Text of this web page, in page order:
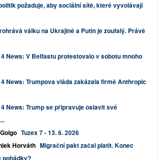
požaduje, aby sociální sítě, které vyvolávají
válku na Ukrajině a Putin je zoufalý. Právě
News: V Belfastu protestovalo v sobotu mnoho
News: Trumpova vláda zakázala firmě Anthropic
News: Trump se připravuje oslavit své
Tuzex 7 - 13. 6. 2026
Horváth Migrační pakt začal platit. Konec
pohádky?